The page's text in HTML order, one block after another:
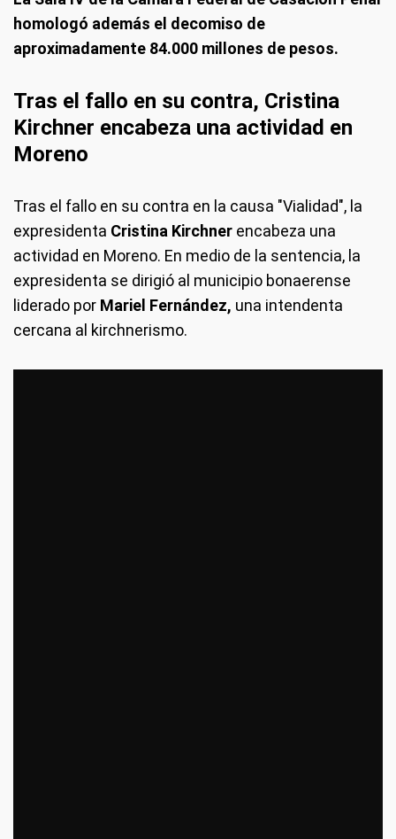
homologó además el decomiso de
aproximadamente 84.000 millones de pesos.
Tras el fallo en su contra, Cristina
Kirchner encabeza una actividad en
Moreno
Tras el fallo en su contra en la causa "Vialidad", la
expresidenta Cristina Kirchner encabeza una
actividad en Moreno. En medio de la sentencia, la
expresidenta se dirigió al municipio bonaerense
liderado por Mariel Fernández, una intendenta
cercana al kirchnerismo.